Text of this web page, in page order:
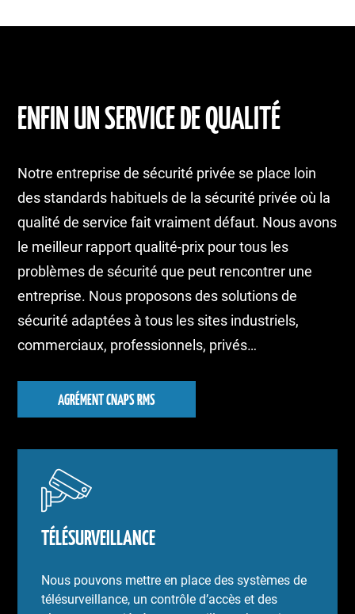
ENFIN UN SERVICE DE QUALITÉ
Notre entreprise de sécurité privée se place loin
des standards habituels de la sécurité privée où la
qualité de service fait vraiment défaut. Nous avons
le meilleur rapport qualité-prix pour tous les
problèmes de sécurité que peut rencontrer une
entreprise. Nous proposons des solutions de
sécurité adaptées à tous les sites industriels,
commerciaux, professionnels, privés…
AGRÉMENT CNAPS RMS
TÉLÉSURVEILLANCE
Nous pouvons mettre en place des systèmes de
télésurveillance, un contrôle d’accès et des